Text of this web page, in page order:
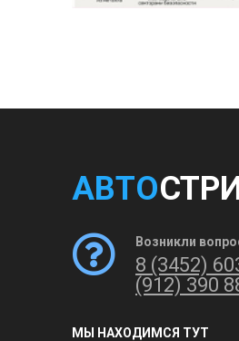
АВТО
Возникли
8 (3452)
(912) 390
МЫ НАХОДИМСЯ ТУТ